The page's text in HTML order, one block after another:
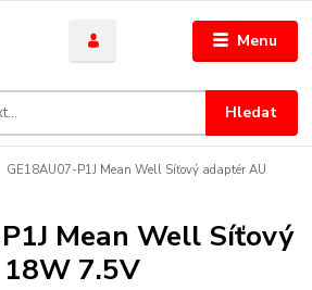
Menu
Hledat
GE18AU07-P1J Mean Well Síťový adaptér AU
Mean Well Síťový
7.5V